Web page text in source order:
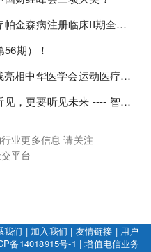
士泽生物通用型细胞新药治疗帕金森病注册临床II期全部入组完成！
期）！
DePuy Synthes将携全产品线亮相中华医学会运动医疗分会大会，加码布局中国运动医学创新赛道！
【人工耳蜗技术解读】不止听见，更要听见未来 ---- 智能耳蜗，开启人工耳蜗技术新纪元！
业更多信息 请关注
平台
我们 | 加入我们 | 友情链接 | 用户
备14018915号-1 |增值电信业务